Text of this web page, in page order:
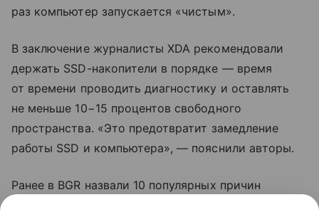
раз компьютер запускается «чистым».
В заключение журналисты XDA рекомендовали
держать SSD-накопители в порядке — время
от времени проводить диагностику и оставлять
не меньше 10−15 процентов свободного
пространства. «Это предотвратит замедление
работы SSD и компьютера», — пояснили авторы.
Ранее в BGR назвали 10 популярных причин